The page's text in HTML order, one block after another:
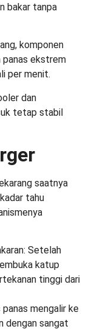
bakar tanpa
komponen
panas ekstrem
per menit.
dan
tetap stabil
saatnya
tahu
Setelah
katup
tinggi dari
mengalir ke
dengan sangat